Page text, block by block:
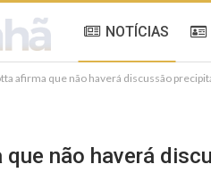
NOTÍCIAS
afirma que não haverá discussão
não haverá